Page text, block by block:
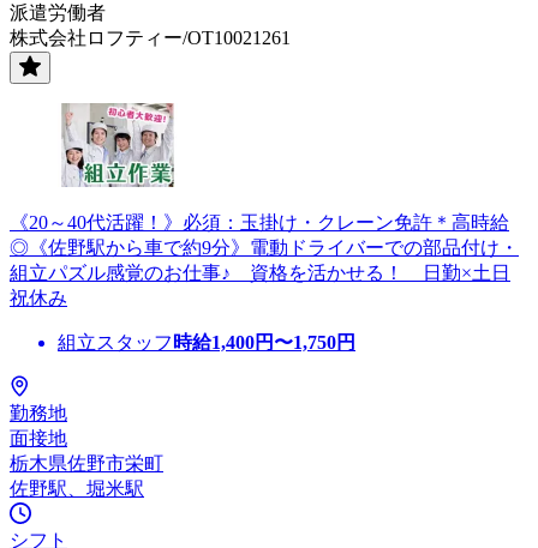
派遣労働者
株式会社ロフティー/OT10021261
《20～40代活躍！》必須：玉掛け・クレーン免許＊高時給
◎《佐野駅から車で約9分》電動ドライバーでの部品付け・
組立パズル感覚のお仕事♪ 資格を活かせる！ 日勤×土日
祝休み
組立スタッフ 時給1,400円〜1,750円
勤務地
面接地
栃木県佐野市栄町
佐野駅、堀米駅
シフト